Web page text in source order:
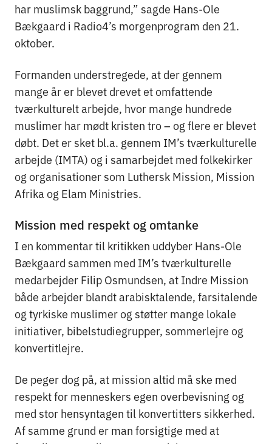
har muslimsk baggrund,” sagde Hans-Ole
Bækgaard i Radio4’s morgenprogram den 21.
oktober.
Formanden understregede, at der gennem
mange år er blevet drevet et omfattende
tværkulturelt arbejde, hvor mange hundrede
muslimer har mødt kristen tro – og flere er blevet
døbt. Det er sket bl.a. gennem IM’s tværkulturelle
arbejde (IMTA) og i samarbejdet med folkekirker
og organisationer som Luthersk Mission, Mission
Afrika og Elam Ministries.
Mission med respekt og omtanke
I en kommentar til kritikken uddyber Hans-Ole
Bækgaard sammen med IM’s tværkulturelle
medarbejder Filip Osmundsen, at Indre Mission
både arbejder blandt arabisktalende, farsitalende
og tyrkiske muslimer og støtter mange lokale
initiativer, bibelstudiegrupper, sommerlejre og
konvertitlejre.
De peger dog på, at mission altid må ske med
respekt for menneskers egen overbevisning og
med stor hensyntagen til konvertitters sikkerhed.
Af samme grund er man forsigtige med at